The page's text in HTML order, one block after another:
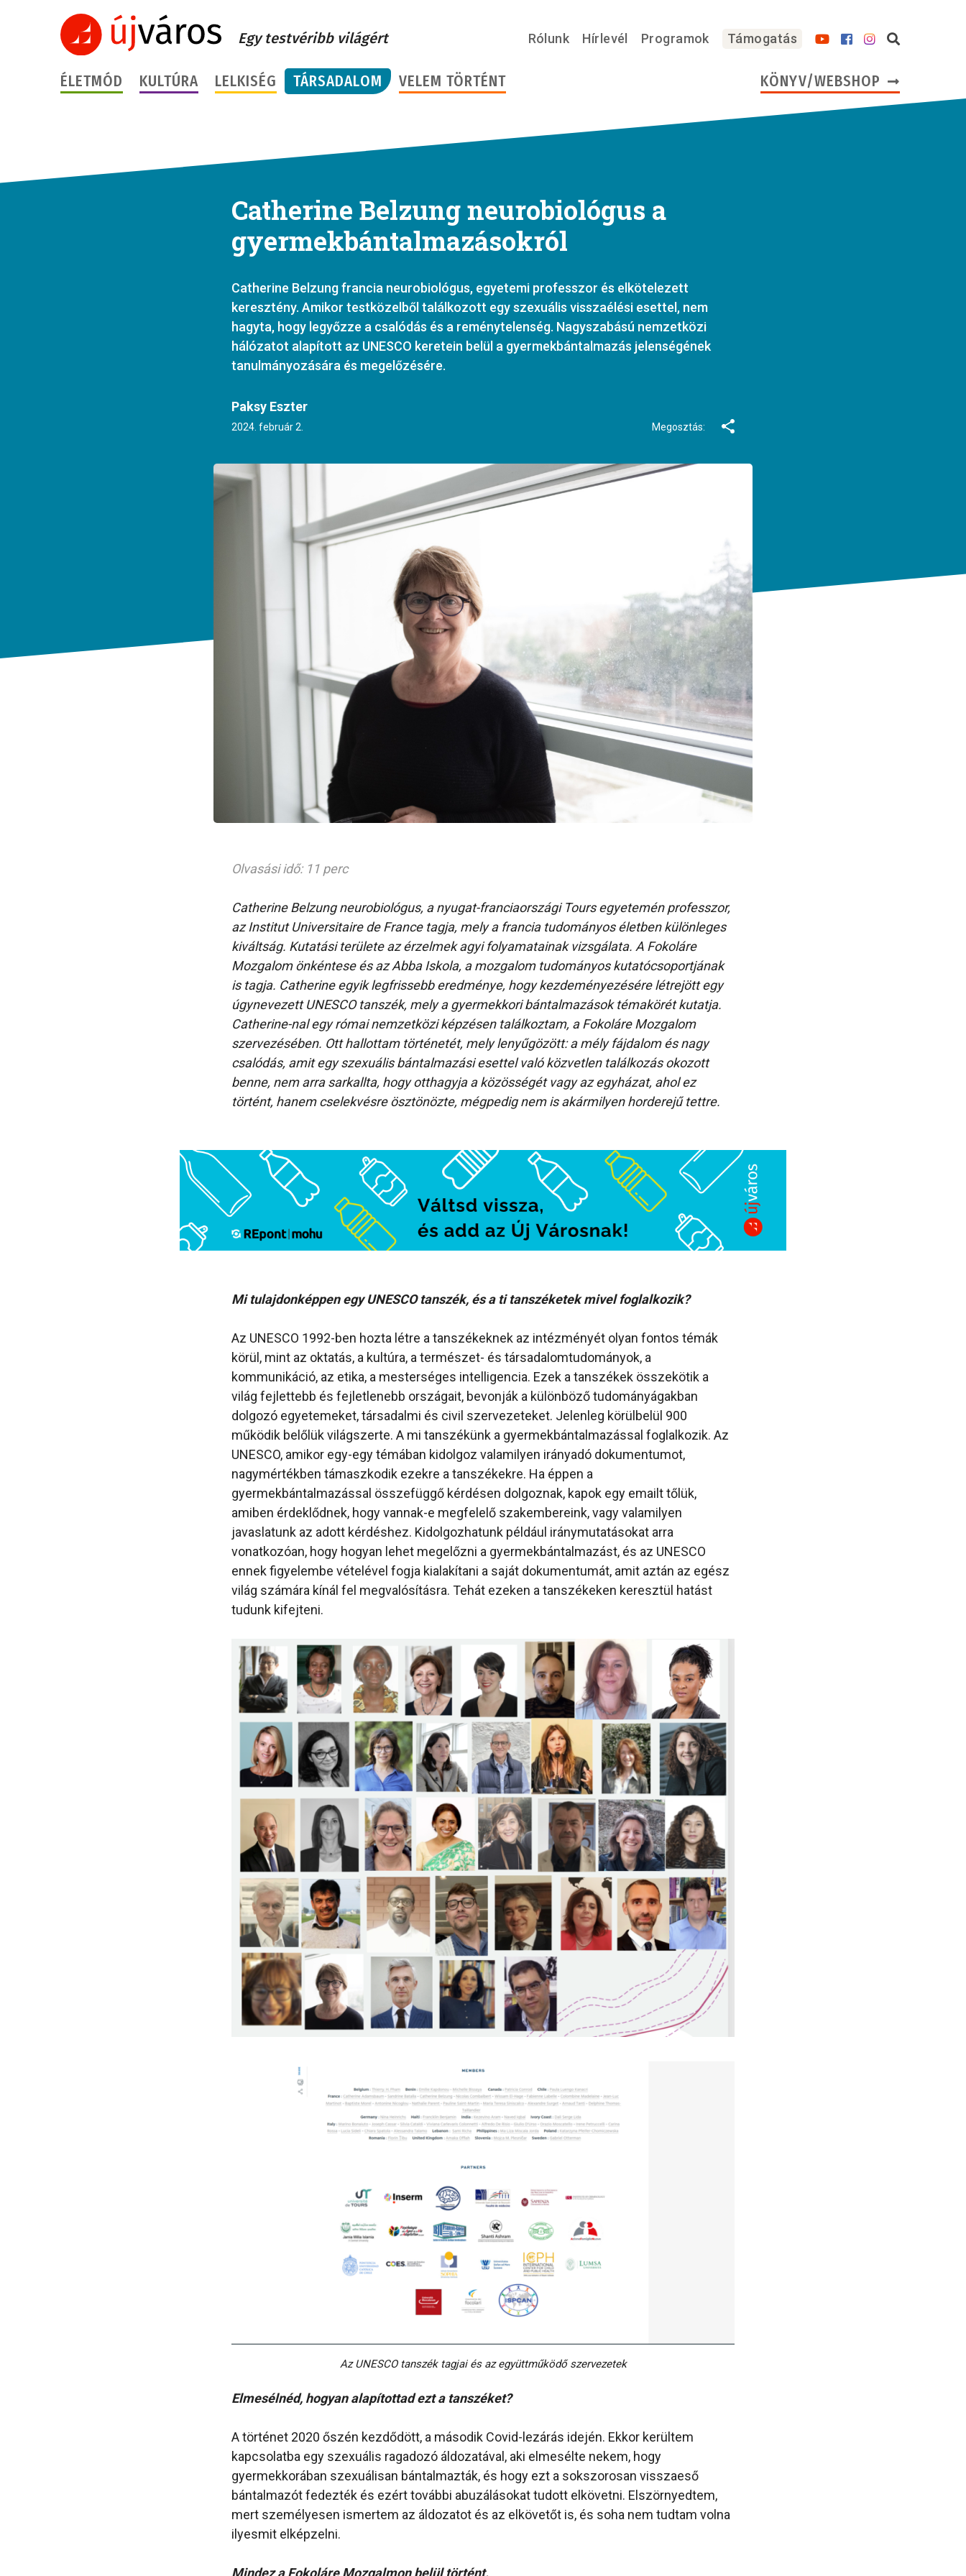
Egy testvéribb világért Rólunk Hírlevél Programok Támogatás
ÉLETMÓD KULTÚRA LELKISÉG TÁRSADALOM VELEM TÖRTÉNT KÖNYV/WEBSHOP
Catherine Belzung neurobiológus a
gyermekbántalmazásokról
Catherine Belzung francia neurobiológus, egyetemi professzor és elkötelezett
keresztény. Amikor testközelből találkozott egy szexuális visszaélési esettel, nem
hagyta, hogy legyőzze a csalódás és a reménytelenség. Nagyszabású nemzetközi
hálózatot alapított az UNESCO keretein belül a gyermekbántalmazás jelenségének
tanulmányozására és megelőzésére.
Paksy Eszter
2024. február 2. Megosztás:
Olvasási idő: 11 perc
Catherine Belzung neurobiológus, a nyugat-franciaországi Tours egyetemén professzor,
az Institut Universitaire de France tagja, mely a francia tudományos életben különleges
kiváltság. Kutatási területe az érzelmek agyi folyamatainak vizsgálata. A Fokoláre
Mozgalom önkéntese és az Abba Iskola, a mozgalom tudományos kutatócsoportjának
is tagja. Catherine egyik legfrissebb eredménye, hogy kezdeményezésére létrejött egy
úgynevezett UNESCO tanszék, mely a gyermekkori bántalmazások témakörét kutatja.
Catherine-nal egy római nemzetközi képzésen találkoztam, a Fokoláre Mozgalom
szervezésében. Ott hallottam történetét, mely lenyűgözött: a mély fájdalom és nagy
csalódás, amit egy szexuális bántalmazási esettel való közvetlen találkozás okozott
benne, nem arra sarkallta, hogy otthagyja a közösségét vagy az egyházat, ahol ez
történt, hanem cselekvésre ösztönözte, mégpedig nem is akármilyen horderejű tettre.
Mi tulajdonképpen egy UNESCO tanszék, és a ti tanszéketek mivel foglalkozik?
Az UNESCO 1992-ben hozta létre a tanszékeknek az intézményét olyan fontos témák
körül, mint az oktatás, a kultúra, a természet- és társadalomtudományok, a
kommunikáció, az etika, a mesterséges intelligencia. Ezek a tanszékek összekötik a
világ fejlettebb és fejletlenebb országait, bevonják a különböző tudományágakban
dolgozó egyetemeket, társadalmi és civil szervezeteket. Jelenleg körülbelül 900
működik belőlük világszerte. A mi tanszékünk a gyermekbántalmazással foglalkozik. Az
UNESCO, amikor egy-egy témában kidolgoz valamilyen irányadó dokumentumot,
nagymértékben támaszkodik ezekre a tanszékekre. Ha éppen a
gyermekbántalmazással összefüggő kérdésen dolgoznak, kapok egy emailt tőlük,
amiben érdeklődnek, hogy vannak-e megfelelő szakembereink, vagy valamilyen
javaslatunk az adott kérdéshez. Kidolgozhatunk például iránymutatásokat arra
vonatkozóan, hogy hogyan lehet megelőzni a gyermekbántalmazást, és az UNESCO
ennek figyelembe vételével fogja kialakítani a saját dokumentumát, amit aztán az egész
világ számára kínál fel megvalósításra. Tehát ezeken a tanszékeken keresztül hatást
tudunk kifejteni.
Az UNESCO tanszék tagjai és az együttműködő szervezetek
Elmesélnéd, hogyan alapítottad ezt a tanszéket?
A történet 2020 őszén kezdődött, a második Covid-lezárás idején. Ekkor kerültem
kapcsolatba egy szexuális ragadozó áldozatával, aki elmesélte nekem, hogy
gyermekkorában szexuálisan bántalmazták, és hogy ezt a sokszorosan visszaeső
bántalmazót fedezték és ezért további abuzálásokat tudott elkövetni. Elszörnyedtem,
mert személyesen ismertem az áldozatot és az elkövetőt is, és soha nem tudtam volna
ilyesmit elképzelni.
Mindez a Fokoláre Mozgalmon belül történt.